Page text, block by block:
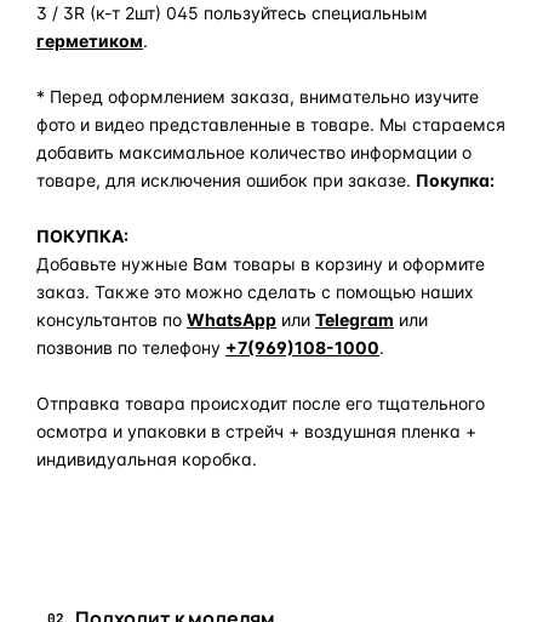
3 / 3R (к-т 2шт) 045 пользуйтесь специальным
герметиком.
* Перед оформлением заказа, внимательно изучите
фото и видео представленные в товаре. Мы стараемся
добавить максимальное количество информации о
товаре, для исключения ошибок при заказе. Покупка:
ПОКУПКА:
Добавьте нужные Вам товары в корзину и оформите
заказ. Также это можно сделать с помощью наших
консультантов по WhatsApp или Telegram или
позвонив по телефону +7(969)108-1000.
Отправка товара происходит после его тщательного
осмотра и упаковки в стрейч + воздушная пленка +
индивидуальная коробка.
02